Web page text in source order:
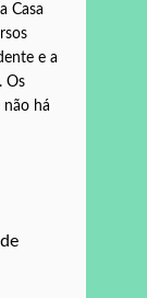
Casa
e a
Os
não há